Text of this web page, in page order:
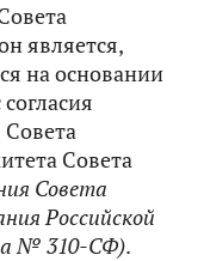
является,
на основании
Совета
Совета
Совета
Российской
№ 310-СФ).